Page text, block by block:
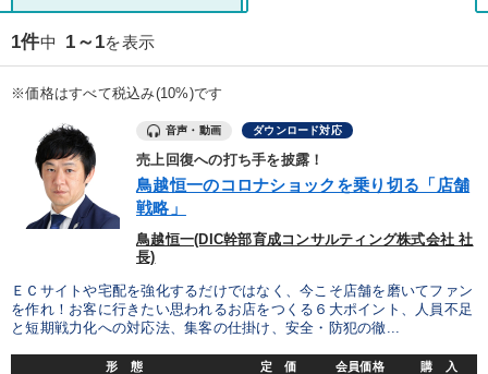
1件中 1～1を表示
※価格はすべて税込み(10%)です
音声・動画 ダウンロード対応
売上回復への打ち手を披露！
鳥越恒一のコロナショックを乗り切る「店舗
戦略」
鳥越恒一(DIC幹部育成コンサルティング株式会社 社
長)
ＥＣサイトや宅配を強化するだけではなく、今こそ店舗を磨いてファン
を作れ！お客に行きたい思われるお店をつくる６大ポイント、人員不足
と短期戦力化への対応法、集客の仕掛け、安全・防犯の徹...
形 態 定 価 会員価格 購 入